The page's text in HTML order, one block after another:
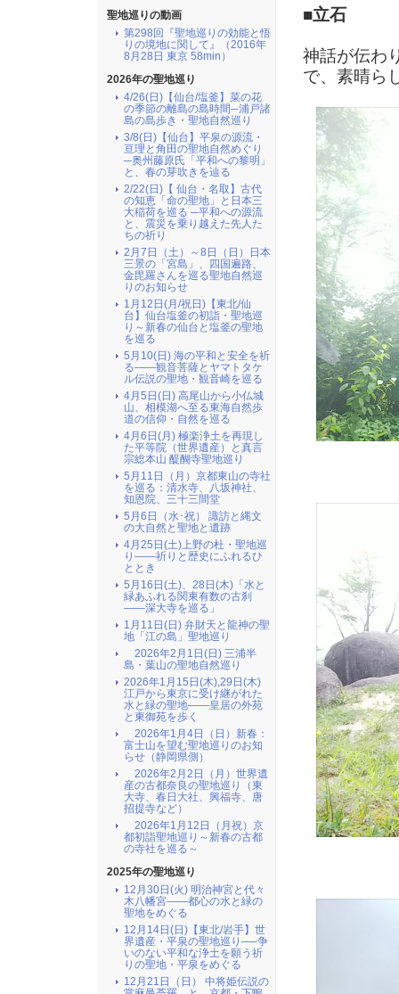
■立石
神話が伝わ
で、素晴ら
聖地巡りの動画
第298回『聖地巡りの効能と悟
りの境地に関して』（2016年
8月28日 東京 58min）
2026年の聖地巡り
4/26(日)【仙台/塩釜】菜の花
の季節の離島の島時間─浦戸諸
島の島歩き・聖地自然巡り
3/8(日)【仙台】平泉の源流・
亘理と角田の聖地自然めぐり
─奥州藤原氏「平和への黎明」
と、春の芽吹きを辿る
2/22(日)【 仙台・名取】古代
の知恵「命の聖地」と日本三
大稲荷を巡る ─平和への源流
と、震災を乗り越えた先人た
ちの祈り
2月7日（土）～8日（日）日本
三景の「宮島」、四国遍路、
金毘羅さんを巡る聖地自然巡
りのお知らせ
1月12日(月/祝日)【東北/仙
台】仙台塩釜の初詣・聖地巡
り～新春の仙台と塩釜の聖地
を巡る
5月10(日) 海の平和と安全を祈
る――観音菩薩とヤマトタケ
ル伝説の聖地・観音崎を巡る
4月5日(日) 高尾山から小仏城
山、相模湖へ至る東海自然歩
道の信仰・自然を巡る
4月6日(月) 極楽浄土を再現し
た平等院（世界遺産）と真言
宗総本山 醍醐寺聖地巡り
5月11日（月）京都東山の寺社
を巡る：清水寺、八坂神社、
知恩院、三十三間堂
5月6日（水･祝） 諏訪と縄文
の大自然と聖地と遺跡
4月25日(土)上野の杜・聖地巡
り――祈りと歴史にふれるひ
ととき
5月16日(土)、28日(木)「水と
緑あふれる関東有数の古刹
――深大寺を巡る」
1月11日(日) 弁財天と龍神の聖
地「江の島」聖地巡り
2026年2月1日(日) 三浦半
島・葉山の聖地自然巡り
2026年1月15日(木),29日(木)
江戸から東京に受け継がれた
水と緑の聖地――皇居の外苑
と東御苑を歩く
2026年1月4日（日）新春：
富士山を望む聖地巡りのお知
らせ（静岡県側）
2026年2月2日（月）世界遺
産の古都奈良の聖地巡り（東
大寺、春日大社、興福寺、唐
招提寺など）
2026年1月12日（月祝）京
都初詣聖地巡り～新春の古都
の寺社を巡る～
2025年の聖地巡り
12月30日(火) 明治神宮と代々
木八幡宮――都心の水と緑の
聖地をめぐる
12月14日(日)【東北/岩手】世
界遺産・平泉の聖地巡り──争
いのない平和な浄土を願う祈
りの聖地・平泉をめぐる
12月21日（日） 中将姫伝説の